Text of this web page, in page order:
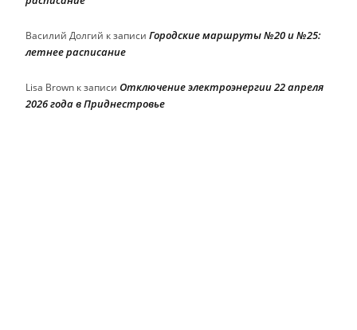
Василий Долгий к записи Городские маршруты №20 и №25:
летнее расписание
Lisa Brown к записи Отключение электроэнергии 22 апреля
2026 года в Приднестровье